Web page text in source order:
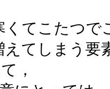
くてこたつで
えてしまう要
，